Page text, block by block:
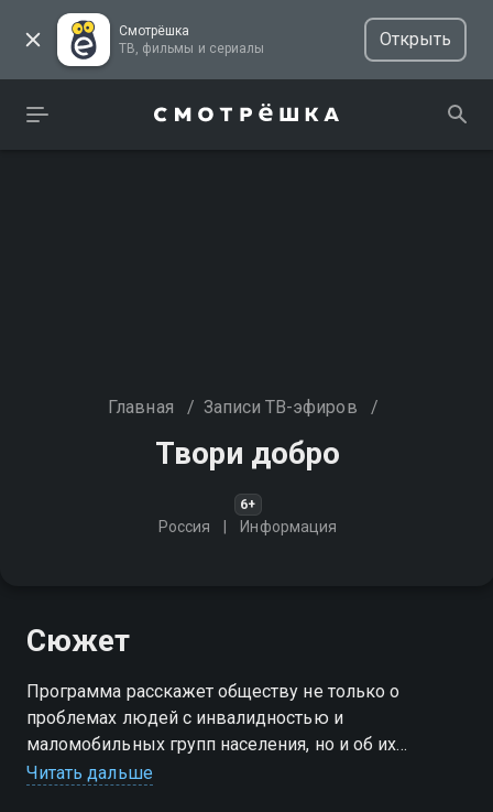
Смотрёшка
ТВ, фильмы и сериалы
Открыть
Главная / Записи ТВ-эфиров /
Твори добро
6+
Россия Информация
Сюжет
Программа расскажет обществу не только о
проблемах людей с инвалидностью и
маломобильных групп населения, но и об их
достижениях. Это поможет изменить наше
Читать дальше